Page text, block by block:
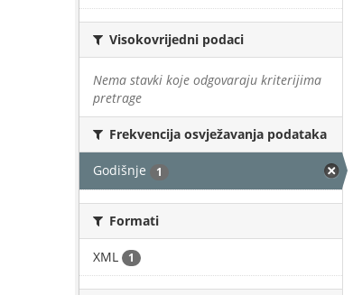
Visokovrijedni podaci
Nema stavki koje odgovaraju kriterijima
pretrage
Frekvencija osvježavanja podataka
Godišnje 1
Formati
XML 1